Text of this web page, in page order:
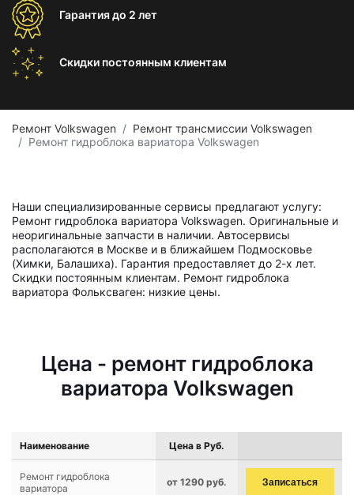
Гарантиядо 2 лет
Скидки постоянным клиентам
Ремонт Volkswagen
Ремонт трансмиссии Volkswagen
Ремонт гидроблока вариатора Volkswagen
Наши специализированные сервисы предлагают услугу:
Ремонт гидроблока вариатора Volkswagen. Оригинальные и
неоригинальные запчасти в наличии. Автосервисы
располагаются в Москве и в ближайшем Подмосковье
(Химки, Балашиха). Гарантия предоставляет до 2-х лет.
Скидки постоянным клиентам. Ремонт гидроблока
вариатора Фольксваген: низкие цены.
Цена - ремонт гидроблока
вариатора Volkswagen
Наименование Цена в Руб.
Ремонт гидроблока
вариатора
от 1290 руб. Записаться